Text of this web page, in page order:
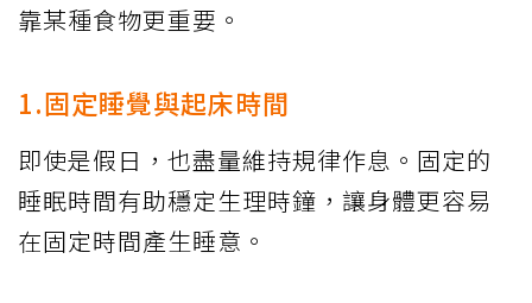
靠某種食物更重要。
1.固定睡覺與起床時間
即使是假日，也盡量維持規律作息。固定的
睡眠時間有助穩定生理時鐘，讓身體更容易
在固定時間產生睡意。